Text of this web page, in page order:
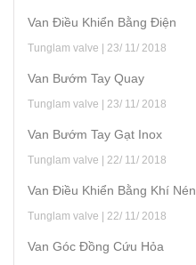
Van Điều Khiển Bằng Điện
Tunglam valve | 23/ 11/ 2018
Van Bướm Tay Quay
Tunglam valve | 23/ 11/ 2018
Van Bướm Tay Gạt Inox
Tunglam valve | 22/ 11/ 2018
Van Điều Khiển Bằng Khí Nén
Tunglam valve | 22/ 11/ 2018
Van Góc Đồng Cứu Hỏa